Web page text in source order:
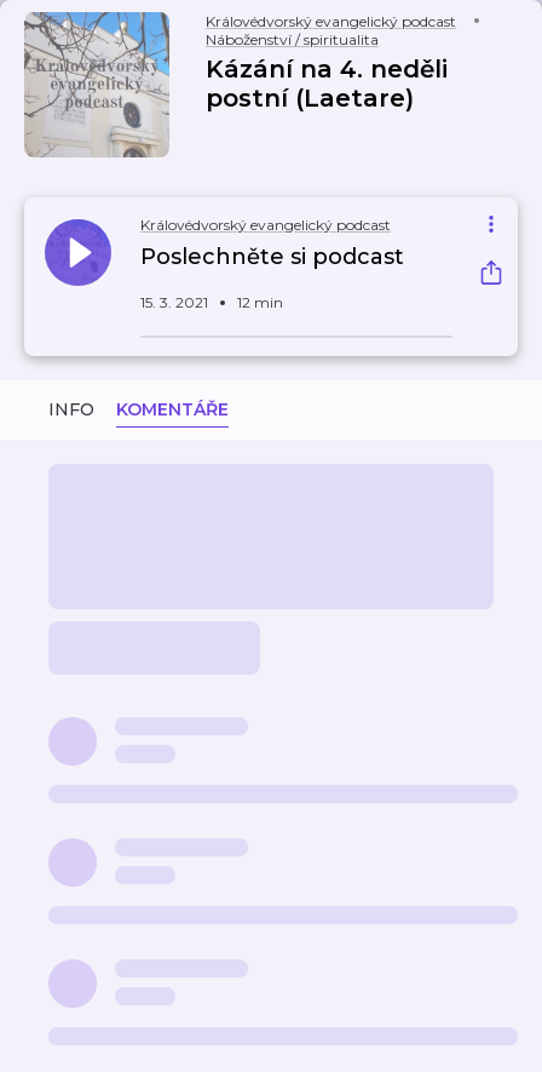
Královédvorský evangelický podcast
Náboženství / spiritualita
Kázání na 4. neděli
postní (Laetare)
Královédvorský evangelický podcast
Poslechněte si podcast
15. 3. 2021 12 min
INFO KOMENTÁŘE